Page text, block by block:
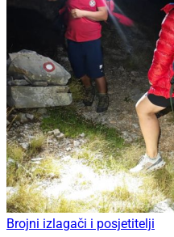
Brojni izlagači i posjetitelji